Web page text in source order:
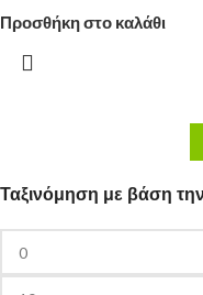
Ταξινόμηση με βάση
Προσθήκη στο καλάθι